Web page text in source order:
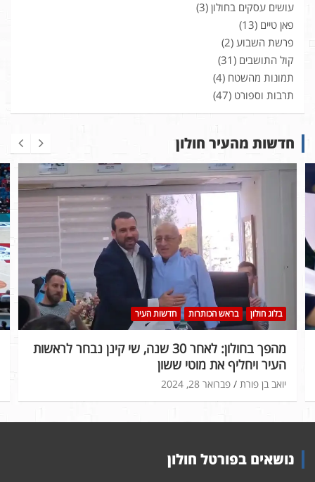
עושים עסקים בחולון (3)
פאן טיים (13)
פרשת השבוע (2)
קול התושבים (31)
תמונות מהשטח (4)
תרבות וספורט (47)
חדשות מהעיר חולון
בלוג חולון בראש הכותרות חדשות העיר
מהפך בחולון: לאחר 30 שנה, שי קינן נבחר לראשות
העיר ויחליף את מוטי ששון
פברואר 28, 2024 יואב בן פורת
נושאים בפורטל חולון